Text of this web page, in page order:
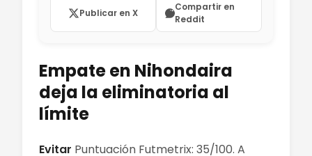
Publicar en X
Compartir en
Reddit
Empate en Nihondaira
deja la eliminatoria al
límite
Evitar Puntuación Futmetrix: 35/100. A